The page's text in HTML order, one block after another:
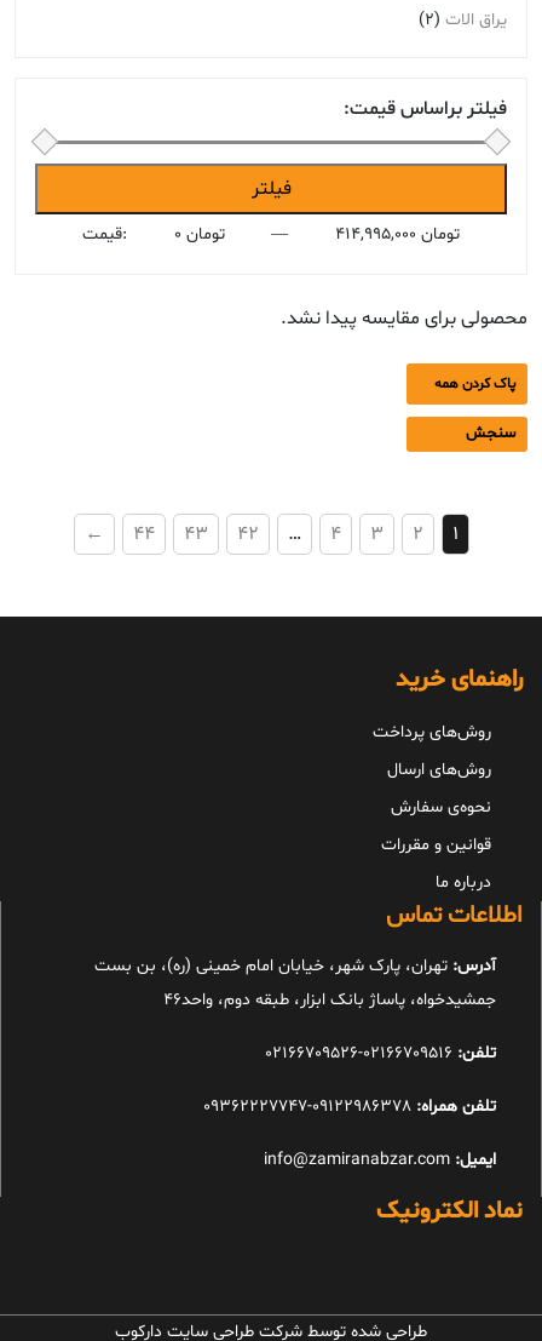
یراق الات (2)
فیلتر براساس قیمت:
فیلتر
قیمت: 0 تومان — 414,995,000 تومان
محصولی برای مقایسه پیدا نشد.
پاک کردن همه
سنجش
1
2
3
4
…
42
43
44
←
راهنمای خرید
روش‌های پرداخت
روش‌های ارسال
نحوه‌ی سفارش
قوانین و مقررات
درباره ما
اطلاعات تماس
آدرس: تهران، پارک شهر، خیابان امام خمینی (ره)، بن بست
جمشیدخواه، پاساژ بانک ابزار، طبقه دوم، واحد46
تلفن:
تلفن همراه: 09122986378-09362227747
ایمیل:
نماد الکترونیک
طراحی شده توسط شرکت طراحی سایت دارکوب